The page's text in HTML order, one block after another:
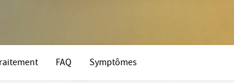
FAQ Symptômes